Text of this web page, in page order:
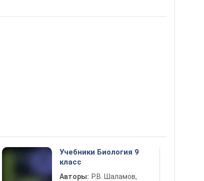
Учебники Биология 9
класс
Авторы: Р.В. Шаламов,